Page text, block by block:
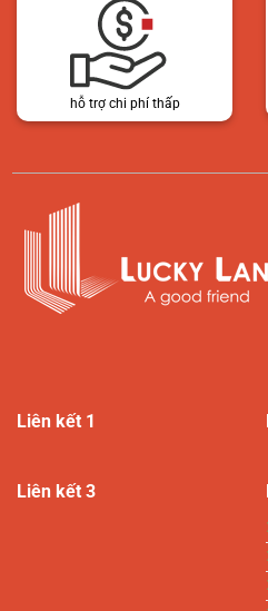
hỗ trợ chi phí thấp
Liên kết 1
Liên kết 3